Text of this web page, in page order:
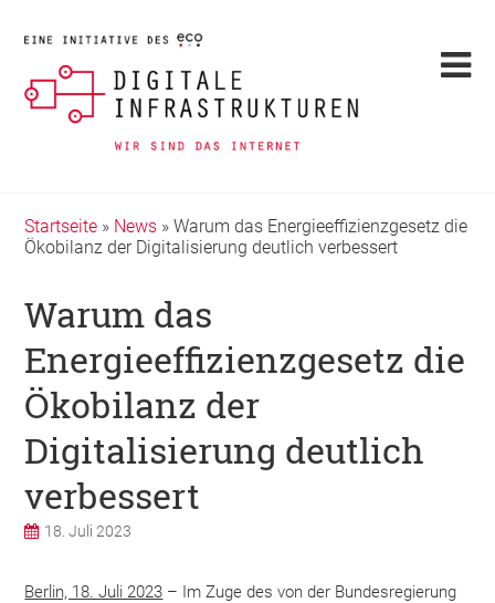
Startseite » News »Warum das Energieeffizienzgesetz die
Ökobilanz der Digitalisierung deutlich verbessert
Warum das
Energieeffizienzgesetz die
Ökobilanz der
Digitalisierung deutlich
verbessert
18. Juli 2023
Berlin, 18. Juli 2023 – Im Zuge des von der Bundesregierung